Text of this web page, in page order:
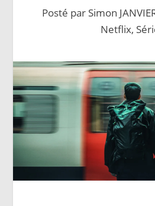
Posté par Simon
Netflix,